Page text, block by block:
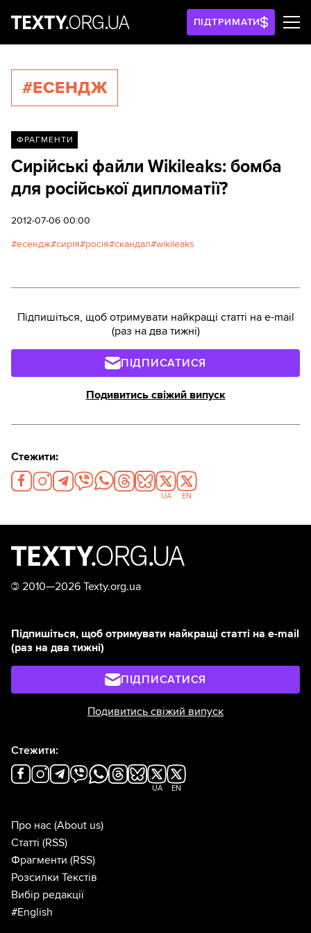
ПІДТРИМАТИ
#ЕСЕНДЖ
ФРАГМЕНТИ
Сирійські файли Wikileaks: бомба
для російської дипломатії?
2012-07-06 00:00
есендж сирія росія скандал wikileaks
Підпишіться, щоб отримувати найкращі статті на e-mail
(раз на два тижні)
ПІДПИСАТИСЯ
Подивитись свіжий випуск
Стежити:
UA EN
© 2010—2026 Texty.org.ua
Підпишіться, щоб отримувати найкращі статті на e-mail
(раз на два тижні)
ПІДПИСАТИСЯ
Подивитись свіжий випуск
Стежити:
UA EN
Про нас (About us)
Статті (RSS)
Фрагменти (RSS)
Розсилки Текстів
Вибір редакції
#English